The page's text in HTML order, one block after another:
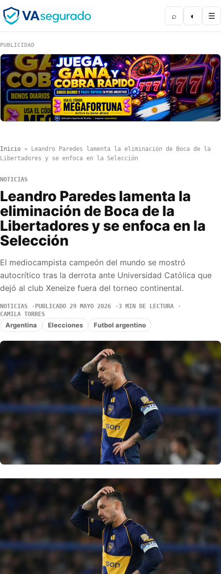
⌕ ◐ ☰
PUBLICIDAD
Inicio »
Leandro Paredes lamenta la eliminación de Boca de la
Libertadores y se enfoca en la Selección
NOTICIAS
Leandro Paredes lamenta la
eliminación de Boca de la
Libertadores y se enfoca en la
Selección
El mediocampista campeón del mundo se mostró
autocrítico tras la derrota ante Universidad Católica que
dejó al club Xeneize fuera del torneo continental.
NOTICIAS PUBLICADO 29 MAYO 2026
3 MIN DE LECTURA
CAMILA TORRES
Argentina Elecciones Futbol argentino